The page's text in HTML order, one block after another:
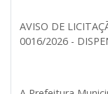
AVISO DE
0016/2026 -